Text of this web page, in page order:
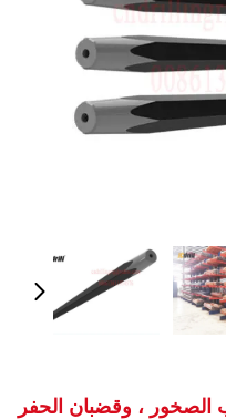
، وقضبان الحفر